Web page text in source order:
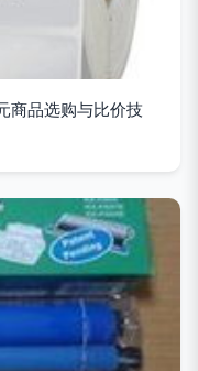
商品选购与比价技